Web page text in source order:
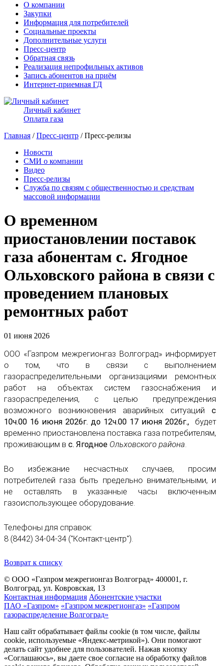
О компании
Закупки
Информация для потребителей
Социальные проекты
Дополнительные услуги
Пресс-центр
Обратная связь
Реализация непрофильных активов
Запись абонентов на приём
Интернет-приемная ГД
Личный кабинет
Оплата газа
Главная /Пресс-центр / Пресс-релизы
Новости
СМИ о компании
Видео
Пресс-релизы
Служба по связям с общественностью и средствам
массовой информации
О временном
приостановлении поставок
газа абонентам с. Ягодное
Ольховского района в связи с
проведением плановых
ремонтных работ
01 июня 2026
ООО «Газпром межрегионгаз Волгоград» информирует
о том, что в связи с выполнением
газораспределительными организациями ремонтных
работ на объектах систем газоснабжения и
газораспределения, с целью предупреждения
возможного возникновения аварийных ситуаций с
10ч.00 16 июня 2026г. до 12ч.00 17 июня 2026г.,
будет
временно приостановлена поставка газа потребителям,
проживающим в с. Ягодное Ольховского района.
Во избежание несчастных случаев, просим
потребителей газа быть предельно внимательными, и
не оставлять в указанные часы включенным
газоиспользующее оборудование.
Телефоны для справок:
8 (8442) 34-04-34 ("Контакт-центр").
Возврат к списку
© ООО «Газпром межрегионгаз Волгоград» 400001, г.
Волгоград, ул. Ковровская, 13
Контактная информация Абонентские участки
ПАО «Газпром» «Газпром межрегионгаз» «Газпром
газораспределение Волгоград»
Наш сайт обрабатывает файлы cookie (в том числе, файлы
cookie, используемые «Яндекс-метрикой»). Они помогают
делать сайт удобнее для пользователей. Нажав кнопку
«Соглашаюсь», вы даете свое согласие на обработку файлов